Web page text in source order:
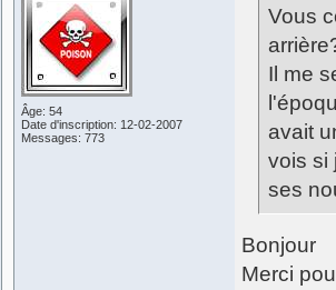
Âge: 54
Date d'inscription: 12-02-2007
Messages: 773
Vous
Il me
avait
vois si
ses
Bonjour
Merci